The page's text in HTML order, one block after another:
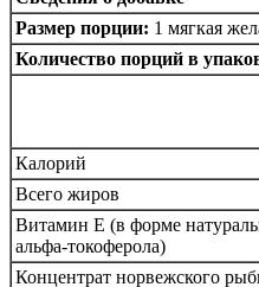
Размер порции: 1 мягкая
Количество порций в
Калорий
Всего жиров
Витамин E (в форме
альфа-токоферола)
Концентрат норвежского